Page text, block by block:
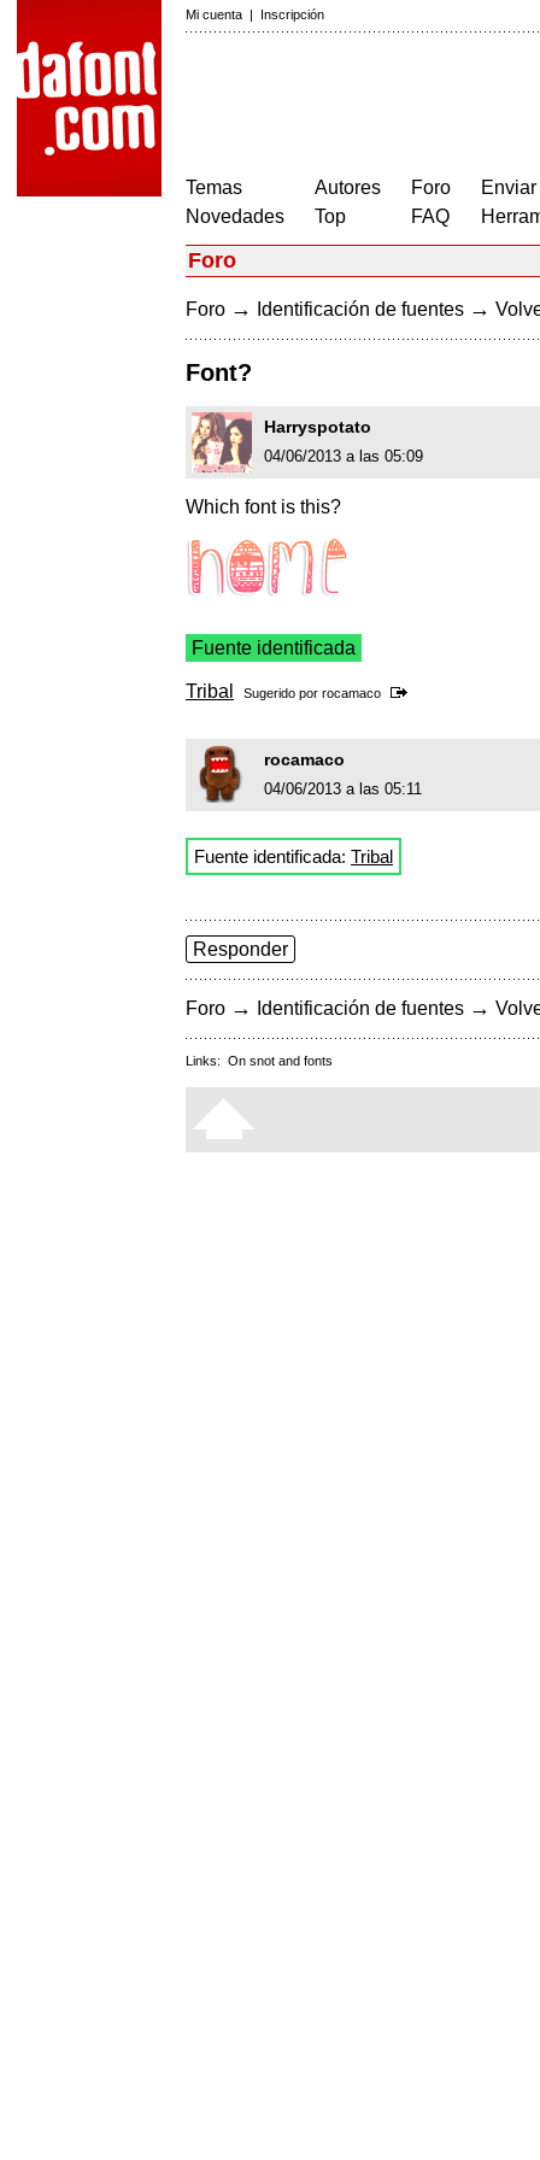
Mi cuenta | Inscripción
Temas
Novedades
Autores
Top
Foro
FAQ
Foro
Foro → Identificación de fuentes →
Font?
Harryspotato
04/06/2013 a las 05:09
Which font is this?
Fuente identificada
Tribal Sugerido por rocamaco
rocamaco
04/06/2013 a las 05:11
Fuente identificada: Tribal
Responder
Foro → Identificación de fuentes →
Links: On snot and fonts